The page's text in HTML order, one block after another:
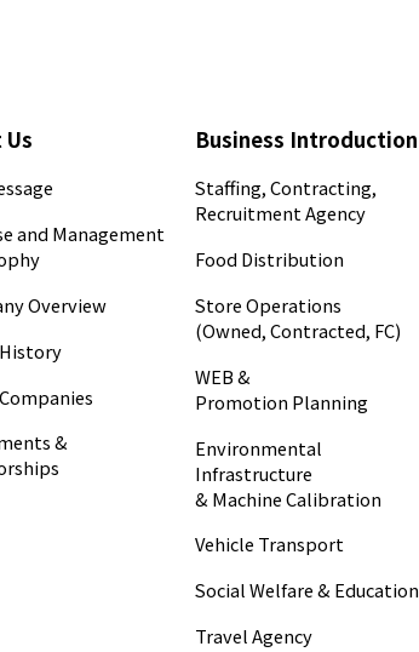
and Management
Overview
&
Business Introduction
Staffing, Contracting,
Recruitment Agency
Food Distribution
Store Operations
(Owned, Contracted, FC)
WEB &
Promotion Planning
Environmental
Infrastructure
& Machine Calibration
Vehicle Transport
Social Welfare & Education
Travel Agency